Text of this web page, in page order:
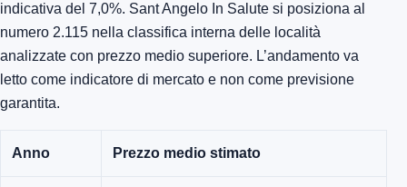
indicativa del 7,0%. Sant Angelo In Salute si posiziona al
numero 2.115 nella classifica interna delle località
analizzate con prezzo medio superiore. L’andamento va
letto come indicatore di mercato e non come previsione
garantita.
Anno Prezzo medio stimato